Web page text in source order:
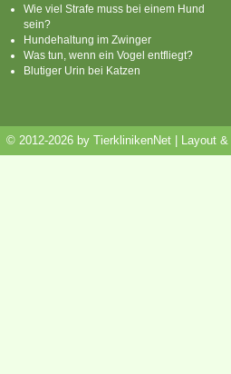
Wie viel Strafe muss bei einem Hund
sein?
Hundehaltung im Zwinger
Was tun, wenn ein Vogel entfliegt?
Blutiger Urin bei Katzen
© 2012-2026 by TierklinikenNet | Layout